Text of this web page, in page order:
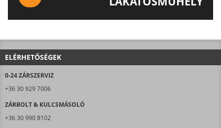
ELÉRHETŐSÉGEK
0-24 ZÁRSZERVIZ
+36 30 929 7006
ZÁRBOLT & KULCSMÁSOLÓ
+36 30 990 8102